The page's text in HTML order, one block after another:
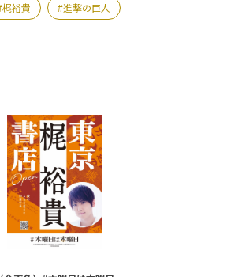
梶裕貴 進撃の巨人